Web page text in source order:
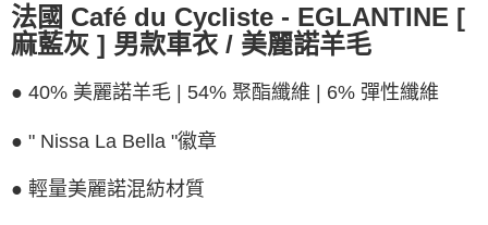
法國 Café du Cycliste - EGLANTINE [
麻藍灰 ] 男款車衣 / 美麗諾羊毛
● 40% 美麗諾羊毛 | 54% 聚酯纖維 | 6% 彈性纖維
● " Nissa La Bella "徽章
● 輕量美麗諾混紡材質